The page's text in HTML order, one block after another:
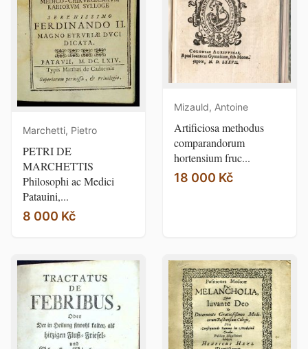
Marchetti, Pietro
PETRI DE
MARCHETTIS
Philosophi ac Medici
Patauini,...
8 000 Kč
Mizauld, Antoine
Artificiosa methodus
comparandorum
hortensium fruc...
18 000 Kč